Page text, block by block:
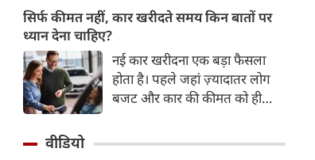
200 अरब रुपए का मौका
सिर्फ कीमत नहीं, कार खरीदते समय किन बातों पर
ध्यान देना चाहिए?
नई कार खरीदना एक बड़ा फैसला
होता है। पहले जहां ज़्यादातर लोग
बजट और कार की कीमत को ही
वीडियो